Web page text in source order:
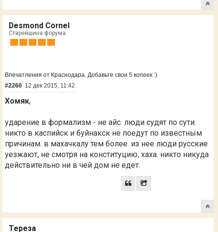
Desmond Cornel
Старейшина форума
Впечатления от Краснодара. Добавьте свои 5 копеек :)
#2260 12 дек 2015, 11:42
Хомяк,
ударение в формализм - не айс. люди судят по сути.
никто в каспийск и буйнакск не поедут по известным
причинам. в махачкалу тем более. из нее люди русские
уезжают, не смотря на конституцию, хаха. никто никуда
действительно ни в чей дом не едет.
Тереза